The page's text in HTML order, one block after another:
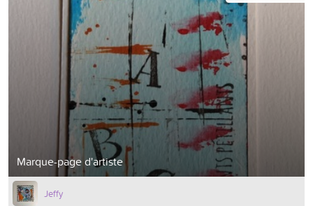
Marque-page d'artiste
Jeffy